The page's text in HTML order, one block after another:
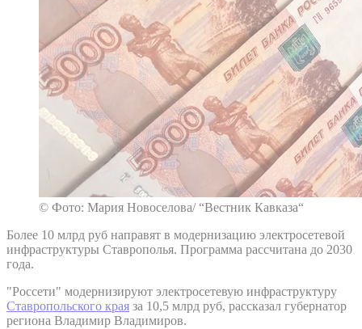
© Фото: Мария Новоселова/ “Вестник Кавказа“
Более 10 млрд руб направят в модернизацию электросетевой
инфраструктуры Ставрополья. Программа рассчитана до 2030
года.
"Россети" модернизируют электросетевую инфраструктуру
Ставропольского края за 10,5 млрд руб, рассказал губернатор
региона Владимир Владимиров.